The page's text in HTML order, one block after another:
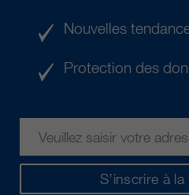
S’inscrire à
Nouvelles
Protection des